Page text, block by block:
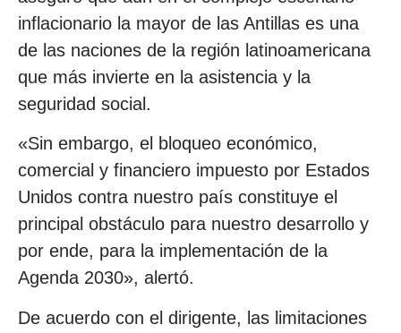
inflacionario la mayor de las Antillas es una
de las naciones de la región latinoamericana
que más invierte en la asistencia y la
seguridad social.
«Sin embargo, el bloqueo económico,
comercial y financiero impuesto por Estados
Unidos contra nuestro país constituye el
principal obstáculo para nuestro desarrollo y
por ende, para la implementación de la
Agenda 2030», alertó.
De acuerdo con el dirigente, las limitaciones